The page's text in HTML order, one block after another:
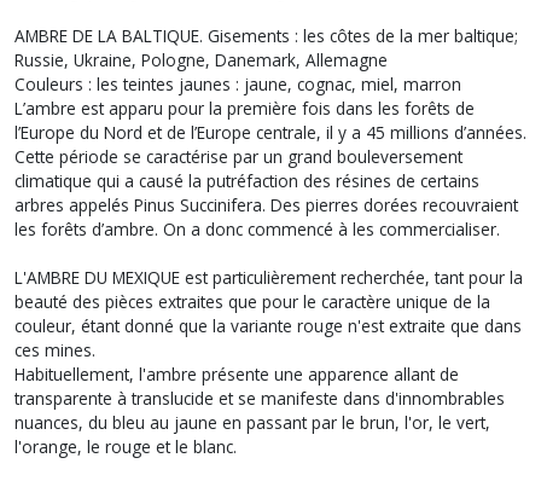
AMBRE DE LA BALTIQUE. Gisements : les côtes de la mer baltique;
Russie, Ukraine, Pologne, Danemark, Allemagne
Couleurs : les teintes jaunes : jaune, cognac, miel, marron
L’ambre est apparu pour la première fois dans les forêts de
l’Europe du Nord et de l’Europe centrale, il y a 45 millions d’années.
Cette période se caractérise par un grand bouleversement
climatique qui a causé la putréfaction des résines de certains
arbres appelés Pinus Succinifera. Des pierres dorées recouvraient
les forêts d’ambre. On a donc commencé à les commercialiser.
L'AMBRE DU MEXIQUE est particulièrement recherchée, tant pour la
beauté des pièces extraites que pour le caractère unique de la
couleur, étant donné que la variante rouge n'est extraite que dans
ces mines.
Habituellement, l'ambre présente une apparence allant de
transparente à translucide et se manifeste dans d'innombrables
nuances, du bleu au jaune en passant par le brun, l'or, le vert,
l'orange, le rouge et le blanc.